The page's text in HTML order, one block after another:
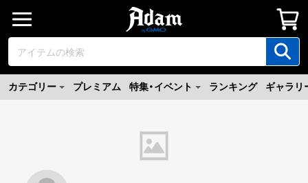
カテゴリー プレミアム 特集・イベント ランキング ギャラリ